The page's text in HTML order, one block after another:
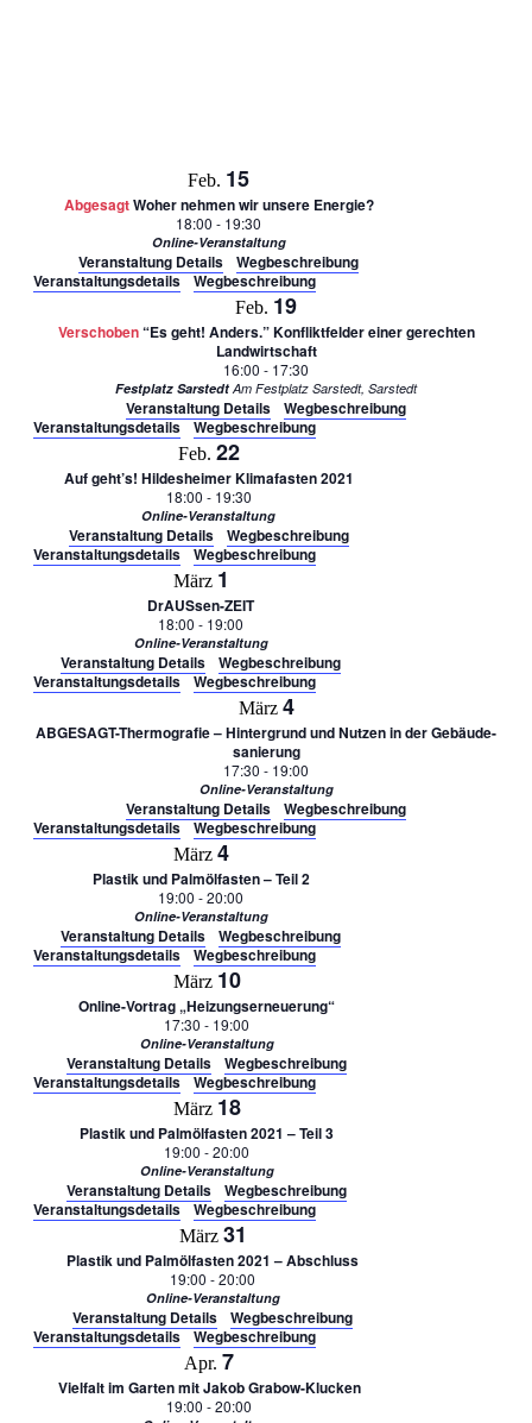
Feb. 15
AbgesagtWoher nehmen wir unsere Energie?
18:00 - 19:30
Online-Veranstaltung
Veranstaltung Details
Wegbeschreibung
Veranstaltungsdetails
Wegbeschreibung
Feb. 19
Verschoben“Es geht! Anders.” Konfliktfelder einer gerechten
Landwirtschaft
16:00 - 17:30
Festplatz Sarstedt Am Festplatz Sarstedt, Sarstedt
Veranstaltung Details
Wegbeschreibung
Veranstaltungsdetails
Wegbeschreibung
Feb. 22
Auf geht’s! Hildesheimer Klimafasten 2021
18:00 - 19:30
Online-Veranstaltung
Veranstaltung Details
Wegbeschreibung
Veranstaltungsdetails
Wegbeschreibung
März 1
DrAUSsen-ZEIT
18:00 - 19:00
Online-Veranstaltung
Veranstaltung Details
Wegbeschreibung
Veranstaltungsdetails
Wegbeschreibung
März 4
ABGESAGT-Thermografie – Hintergrund und Nutzen in der Gebäude-
sanierung
17:30 - 19:00
Online-Veranstaltung
Veranstaltung Details
Wegbeschreibung
Veranstaltungsdetails
Wegbeschreibung
März 4
Plastik und Palmölfasten – Teil 2
19:00 -20:00
Online-Veranstaltung
Veranstaltung Details
Wegbeschreibung
Veranstaltungsdetails
Wegbeschreibung
März 10
Online-Vortrag „Heizungserneuerung“
17:30 - 19:00
Online-Veranstaltung
Veranstaltung Details
Wegbeschreibung
Veranstaltungsdetails
Wegbeschreibung
März 18
Plastik und Palmölfasten 2021 – Teil 3
19:00 -20:00
Online-Veranstaltung
Veranstaltung Details
Wegbeschreibung
Veranstaltungsdetails
Wegbeschreibung
März 31
Plastik und Palmölfasten 2021 – Abschluss
19:00 -20:00
Online-Veranstaltung
Veranstaltung Details
Wegbeschreibung
Veranstaltungsdetails
Wegbeschreibung
Apr. 7
Vielfalt im Garten mit Jakob Grabow-Klucken
19:00 -20:00